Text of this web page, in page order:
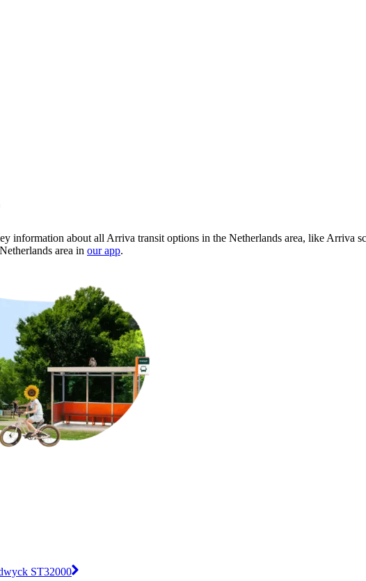
information about all Arriva transit options in the Netherlands area, like Arriva
area in our app.
ST32000